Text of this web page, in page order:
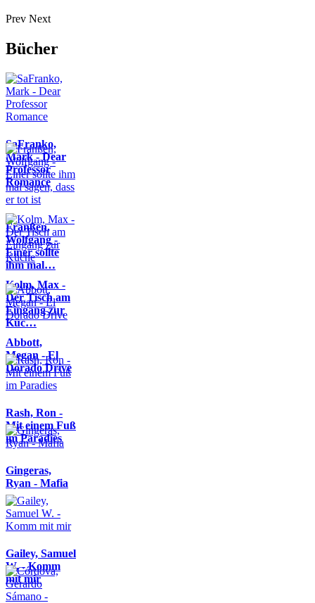
Prev Next
Bücher
SaFranko,
Mark - Dear
Professor
Romance
Franßen,
Wolfgang -
Einer sollte
ihm mal…
Kolm, Max -
Der Tisch am
Eingang zur
Küc…
Abbott,
Megan - El
Dorado Drive
Rash, Ron -
Mit einem Fuß
im Paradies
Gingeras,
Ryan - Mafia
Gailey, Samuel
W. - Komm
mit mir